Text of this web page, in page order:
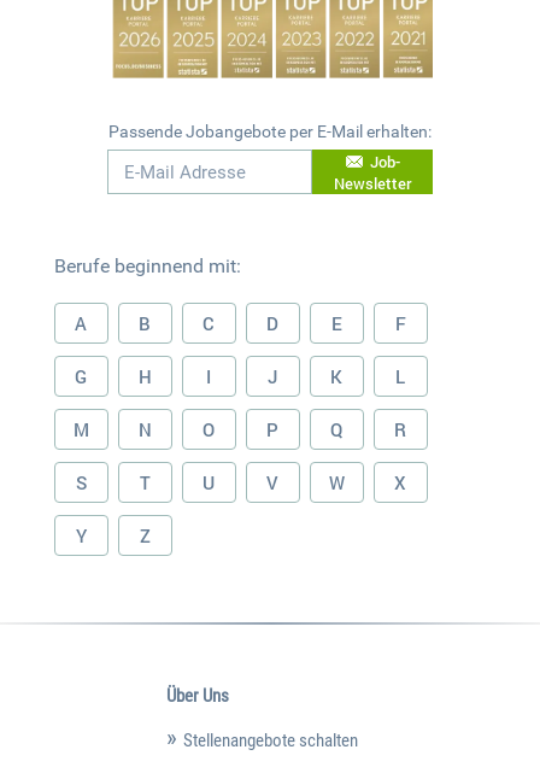
Passende Jobangebote per E-Mail erhalten:
Job-
Newsletter
Berufe beginnend mit:
A B C D E F
G H I J K L
M N O P Q R
S T U V W X
Y Z
Über Uns
Stellenangebote schalten